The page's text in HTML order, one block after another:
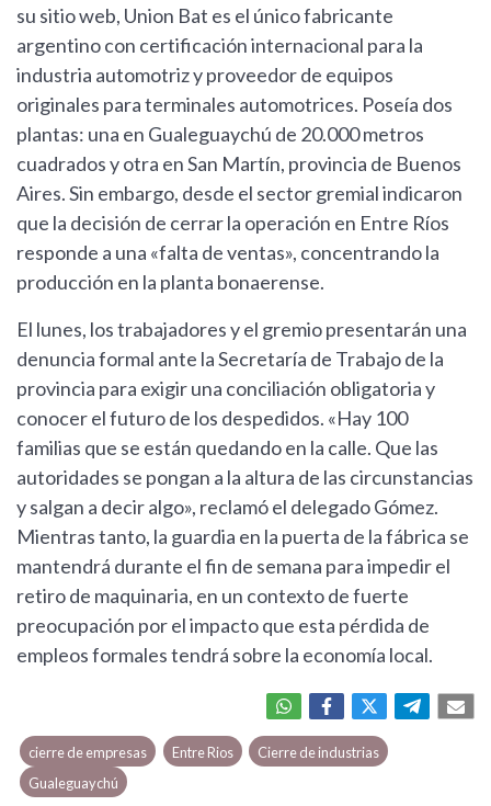
su sitio web, Union Bat es el único fabricante
argentino con certificación internacional para la
industria automotriz y proveedor de equipos
originales para terminales automotrices. Poseía dos
plantas: una en Gualeguaychú de 20.000 metros
cuadrados y otra en San Martín, provincia de Buenos
Aires. Sin embargo, desde el sector gremial indicaron
que la decisión de cerrar la operación en Entre Ríos
responde a una «falta de ventas», concentrando la
producción en la planta bonaerense.
El lunes, los trabajadores y el gremio presentarán una
denuncia formal ante la Secretaría de Trabajo de la
provincia para exigir una conciliación obligatoria y
conocer el futuro de los despedidos. «Hay 100
familias que se están quedando en la calle. Que las
autoridades se pongan a la altura de las circunstancias
y salgan a decir algo», reclamó el delegado Gómez.
Mientras tanto, la guardia en la puerta de la fábrica se
mantendrá durante el fin de semana para impedir el
retiro de maquinaria, en un contexto de fuerte
preocupación por el impacto que esta pérdida de
empleos formales tendrá sobre la economía local.
cierre de empresas Entre Rios
Cierre de industrias
Gualeguaychú